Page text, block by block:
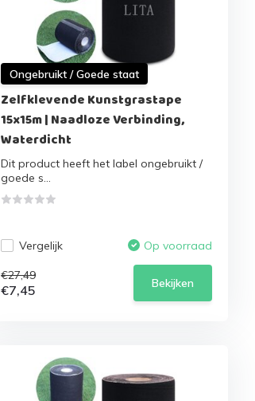
Ongebruikt / Goede staat
Zelfklevende Kunstgrastape
15x15m | Naadloze Verbinding,
Waterdicht
Dit product heeft het label ongebruikt /
goede s...
Vergelijk Op voorraad
€27,49
€7,45 Bekijken